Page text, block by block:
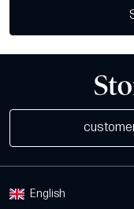
English